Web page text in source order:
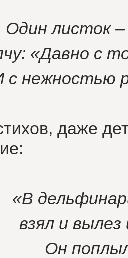
Один листок
«Давно с
с нежностью
даже
«В
взял и вылез
Он